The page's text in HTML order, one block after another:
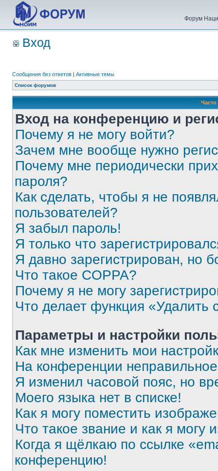
Форум
Вход
Сообщения без ответов | Активные темы
Список форумов
Вход на конференцию и
Почему я не могу войти?
Зачем мне вообще нужно
Почему мне периодически
пароля?
Как сделать, чтобы я не
пользователей?
Я забыл пароль!
Я только что
Я давно зарегистрирован, но
Что такое COPPA?
Почему я не могу
Что делает функция «Удалить
Параметры и настройки
Как мне изменить мои
На конференции
Я изменил часовой пояс, но
Моего языка нет в списке!
Как я могу поместить
Что такое звание и как я могу
Когда я щёлкаю по ссылке
конференцию!